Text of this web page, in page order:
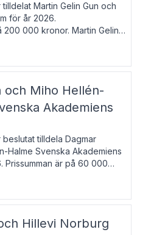
Martin Gelin Gun och
för år 2026.
000 kronor. Martin Gelin,
författare. Han lever
många år bosat
och Miho Hellén-
Akademiens
tilldela Dagmar
Halme Svenska Akademiens
Prissumman är på 60 000
född 1951, översätter
till tjeckiska
Hillevi Norburg